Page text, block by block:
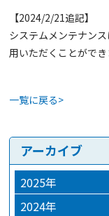
【2024/2/21追記】
システムメンテナン
用いただくことができ
一覧に戻る>
アーカイブ
2025年
2025年12月
2024年